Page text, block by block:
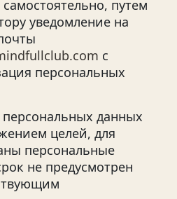
путем
уведомление на
с
персональных
данных
целей, для
персональные
не предусмотрен